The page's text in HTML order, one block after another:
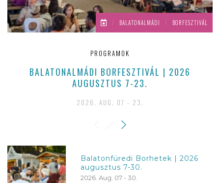
/ BALATONALMÁDI / BORFESZTIVÁL
PROGRAMOK
BALATONALMÁDI BORFESZTIVÁL | 2026
AUGUSZTUS 7-23.
2026. AUG. 07 - 23.
Balatonfüredi Borhetek | 2026
augusztus 7-30.
2026. Aug. 07 - 30.